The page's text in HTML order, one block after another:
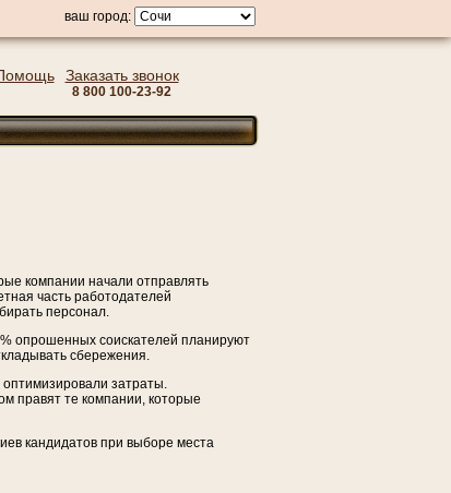
ваш город:
Заказать звонок
8 800 100-23-92
компании начали отправлять
часть работодателей
персонал.
опрошенных соискателей планируют
сбережения.
затраты.
правят те компании, которые
кандидатов при выборе места